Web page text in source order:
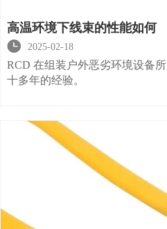
高温环境下线束的性能如何

2025-02-18
RCD 在组装户外恶劣环境设备
十多年的经验。